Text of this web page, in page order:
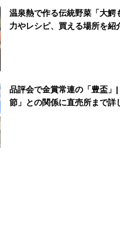
温泉熱で作る伝統野菜「大鰐
力やレシピ、買える場所を紹
品評会で金賞常連の「豊盃」|
節」との関係に直売所まで詳